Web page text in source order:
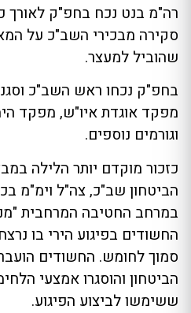
רה"מ בנט נכח בחפ"ק לאורך
סקירה מבכירי השב"כ על
שהוביל למעצר.
בחפ"ק נכחו ראש השב"כ
מפקד אוגדת איו"ש, מפקד
וגורמים נוספים.
כזכור מוקדם יותר הלילה
הביטחון שב"כ, צה"ל וימ"מ
במרחב החטיבה המרחבית
החשודים בפיגוע הירי בו
סמוך לחומש. החשודים
הביטחון והוסגרו אמצעי
ששימשו לביצוע הפיגוע.